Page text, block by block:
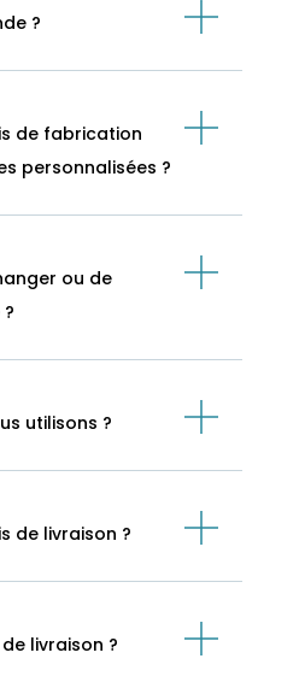
?
de fabrication
personnalisées ?
ou de
utilisons ?
de livraison ?
livraison ?